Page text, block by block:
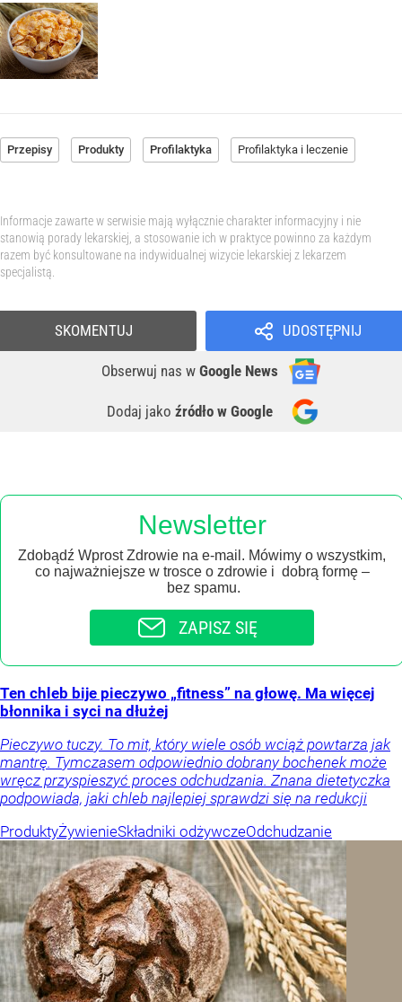
Przepisy Produkty Profilaktyka Profilaktyka i leczenie
Informacje zawarte w serwisie mają wyłącznie charakter informacyjny i nie
stanowią porady lekarskiej, a stosowanie ich w praktyce powinno za każdym
razem być konsultowane na indywidualnej wizycie lekarskiej z lekarzem
specjalistą.
UDOSTĘPNIJ
Obserwuj nas w Google News
Dodaj jako źródło w Google
SKOMENTUJ
Newsletter
Zdobądź Wprost Zdrowie na e-mail. Mówimy o wszystkim,
co najważniejsze w trosce o zdrowie i dobrą formę –
bez spamu.
ZAPISZ SIĘ
Ten chleb bije pieczywo „fitness” na głowę. Ma więcej
błonnika i syci na dłużej
Pieczywo tuczy. To mit, który wiele osób wciąż powtarza jak
mantrę. Tymczasem odpowiednio dobrany bochenek może
wręcz przyspieszyć proces odchudzania. Znana dietetyczka
podpowiada, jaki chleb najlepiej sprawdzi się na redukcji
ProduktyŻywienieSkładniki odżywczeOdchudzanie